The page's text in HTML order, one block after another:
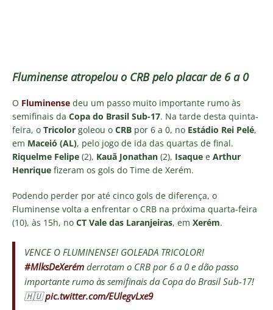
Fluminense atropelou o CRB pelo placar de 6 a 0
O Fluminense deu um passo muito importante rumo às
semifinais da Copa do Brasil Sub-17. Na tarde desta quinta-
feira, o Tricolor goleou o CRB por 6 a 0, no Estádio Rei Pelé,
em Maceió (AL), pelo jogo de ida das quartas de final.
Riquelme Felipe (2), Kauã Jonathan (2), Isaque e Arthur
Henrique fizeram os gols do Time de Xerém.
Podendo perder por até cinco gols de diferença, o
Fluminense volta a enfrentar o CRB na próxima quarta-feira
(10), às 15h, no CT Vale das Laranjeiras, em Xerém.
VENCE O FLUMINENSE! GOLEADA TRICOLOR!
#MlksDeXerém derrotam o CRB por 6 a 0 e dão passo
importante rumo às semifinais da Copa do Brasil Sub-17!
🇭🇺pic.twitter.com/EUlegvLxe9